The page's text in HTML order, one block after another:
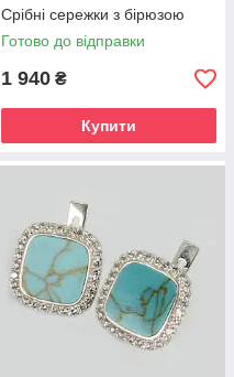
Срібні сережки з бірюзою
Готово до відправки
1 940 ₴
Купити